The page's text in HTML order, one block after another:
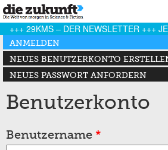
+++ 29KMS – DER NEWSLETTER +++
Haupt-Reiter
ANMELDEN
(AKTIVER REITER)
NEUES BENUTZERKONTO
NEUES PASSWORT ANFORDERN
Benutzerkonto
Benutzername *